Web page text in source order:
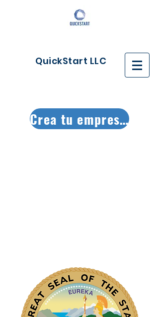
QuickStart LLC
Crea tu empresa ya!